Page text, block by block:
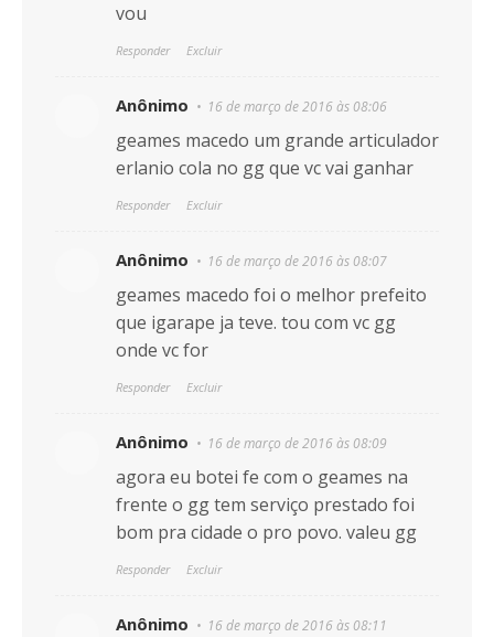
vou
Responder Excluir
Anônimo 16 de março de 2016 às 08:06
geames macedo um grande articulador
erlanio cola no gg que vc vai ganhar
Responder Excluir
Anônimo 16 de março de 2016 às 08:07
geames macedo foi o melhor prefeito
que igarape ja teve. tou com vc gg
onde vc for
Responder Excluir
Anônimo 16 de março de 2016 às 08:09
agora eu botei fe com o geames na
frente o gg tem serviço prestado foi
bom pra cidade o pro povo. valeu gg
Responder Excluir
Anônimo 16 de março de 2016 às 08:11